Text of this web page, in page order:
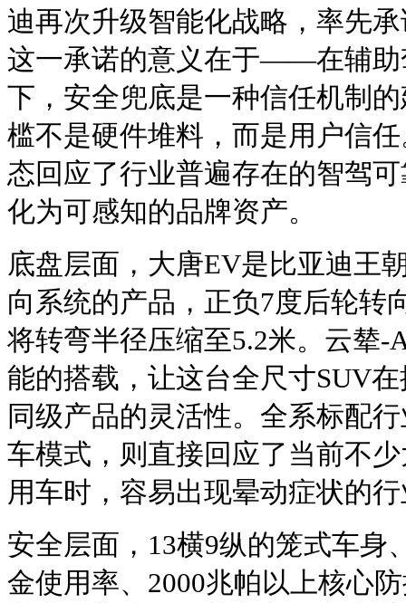
迪再次升级智能化战略，率先
这一承诺的意义在于——在辅助
下，安全兜底是一种信任机制
槛不是硬件堆料，而是用户信
态回应了行业普遍存在的智驾
化为可感知的品牌资产。
底盘层面，大唐EV是比亚迪王
向系统的产品，正负7度后轮转
将转弯半径压缩至5.2米。云辇-
能的搭载，让这台全尺寸SUV
同级产品的灵活性。全系标配
车模式，则直接回应了当前不
用车时，容易出现晕动症状的
安全层面，13横9纵的笼式车身
金使用率、2000兆帕以上核心